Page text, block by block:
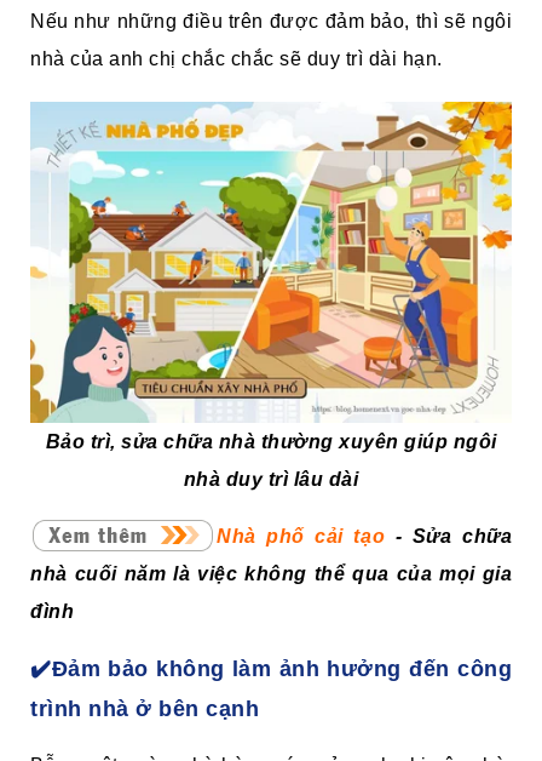
Nếu như những điều trên được đảm bảo, thì sẽ ngôi
nhà của anh chị chắc chắc sẽ duy trì dài hạn.
Bảo trì, sửa chữa nhà thường xuyên giúp ngôi
nhà duy trì lâu dài
Nhà phố cải tạo - Sửa chữa
nhà cuối năm là việc không thể qua của mọi gia
đình
✔️Đảm bảo không làm ảnh hưởng đến công
trình nhà ở bên cạnh